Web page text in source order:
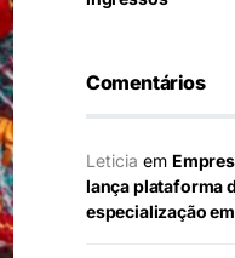
Comentários
Leticia em
lança plataforma
especialização